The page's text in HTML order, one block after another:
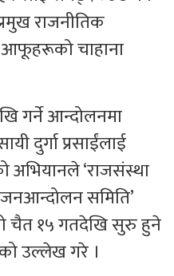
राजनीतिक
आफूहरूको चाहाना
गर्ने आन्दोलनमा
दुर्गा प्रसाईंलाई
अभियानले ‘राजसंस्था
समिति’
चैत १५ गतदेखि सुरु हुने
उल्लेख गरे ।